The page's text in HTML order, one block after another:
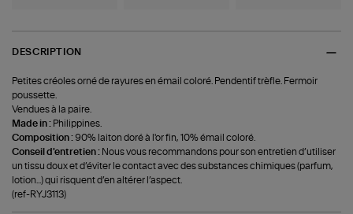
DESCRIPTION
Petites créoles orné de rayures en émail coloré. Pendentif trèfle. Fermoir
poussette.
Vendues à la paire.
Made in : Philippines.
Composition : 90% laiton doré à l'or fin, 10% émail coloré.
Conseil d'entretien : Nous vous recommandons pour son entretien d’utiliser
un tissu doux et d’éviter le contact avec des substances chimiques (parfum,
lotion...) qui risquent d’en altérer l’aspect.
(ref-RYJ3113)